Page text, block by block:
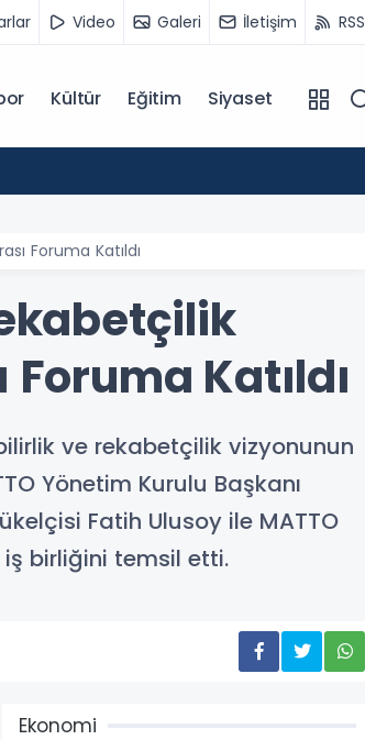
Video Galeri İletişim RSS
Kültür Eğitim Siyaset
Foruma Katıldı
Katıldı
ve rekabetçilik vizyonunun
Yönetim Kurulu Başkanı
Fatih Ulusoy ile MATTO
birliğini temsil etti.
Ekonomi